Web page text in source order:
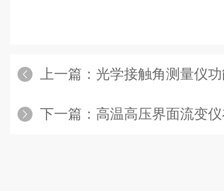
上一篇： 光学接触角测量仪功能
下一篇： 高温高压界面流变仪在